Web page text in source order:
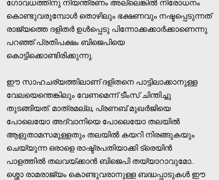
ഗോവധത്തിനു നിയന്ത്രണം അല്ലെങ്കില്‍ നിരോധനം
കൊണ്ടുവരുമ്പോള്‍ തൊഴിലും ഭക്ഷണവും നഷ്ടപ്പെടുന്നത്
രാജ്യത്തെ ദളിതര്‍ ഉള്‍പ്പെടു പിന്നോക്കക്കാര്‍ക്കാണെന്നു
പറഞ്ഞ് പ്രതിപക്ഷം ബിജെപിയെ
കൊട്ടിക്കൊണ്ടിരിക്കുന്നു.
ഈ സാഹചര്യത്തിലാണ് ദളിതനെ പാട്ടിലാക്കാനുള്ള
വേലയെന്തെങ്കിലും വേണമെന്ന് ടീംസ് ചിന്തിച്ചു
തുടങ്ങിയത്. മാത്രമല്ല, പ്രണബ് മുഖര്‍ജിയെ
പോലെയോ അദ്വാനിയെ പോലെയോ തലയില്‍
ആളുതാമസമുള്ളതും തലയില്‍ കയറി നിരങ്ങുകയും
ചെയ്യുന്ന ഒരാളെ രാഷ്ട്രപതിയാക്കി ട്രെയിന്‍
പാളത്തില്‍ തലവയ്ക്കാന്‍ ബിജെപി തയ്യാറാവുമോ..
ശ്ശൊ രാമരാജ്യം കൊണ്ടുവരാനുള്ള ബദ്ധപ്പാടുകള്‍ ഈ